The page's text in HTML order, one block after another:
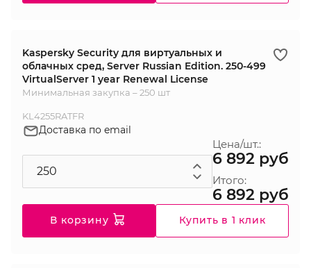
Kaspersky Security для виртуальных и
облачных сред, Server Russian Edition. 250-499
VirtualServer 1 year Renewal License
Минимальная закупка – 250 шт
KL4255RATFR
Доставка по email
Цена/шт.:
6 892 руб
Итого:
6 892 руб
В корзину Купить в 1 клик